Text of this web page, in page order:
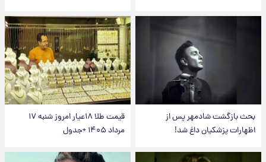
بحث بازگشت شادمهر پس از
اظهارات پزشکیان داغ شد!
قیمت طلا ۱۸عیار امروز شنبه ۱۷
مرداد ۱۴۰۵ +جدول